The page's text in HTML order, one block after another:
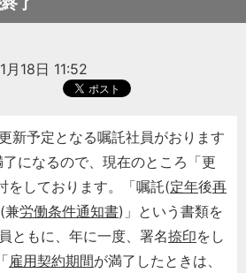
18日 11:52
新予定となる嘱託社員がおります
になるので、現在のところ「更
をしております。「嘱託(定年後再
(兼労働条件通知書)」という書類を
ともに、年に一度、署名捺印をし
雇用契約期間が満了したときは、